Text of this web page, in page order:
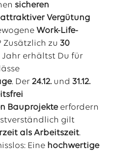
sicheren
attraktiver Vergütung
Work-Life-
zu 30
Jahr erhältst Du für
. Der 24.12. und 31.12.
Bauprojekteerfordern
gilt
als Arbeitszeit.
Eine hochwertige